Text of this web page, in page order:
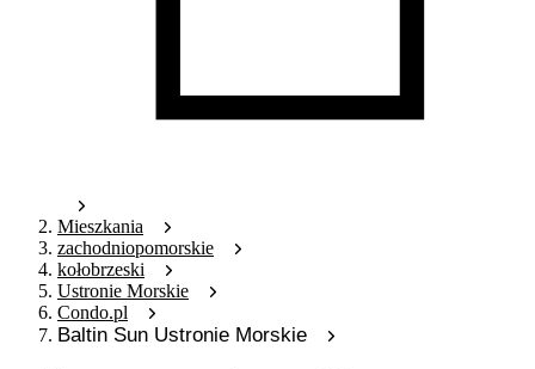
Mieszkania
zachodniopomorskie
kołobrzeski
Ustronie Morskie
Condo.pl
Baltin Sun Ustronie Morskie